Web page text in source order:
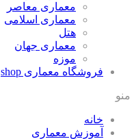
معماری معاصر
معماری اسلامی
هتل
معماری جهان
موزه
فروشگاه معماری shop
منو
خانه
آموزش معماری